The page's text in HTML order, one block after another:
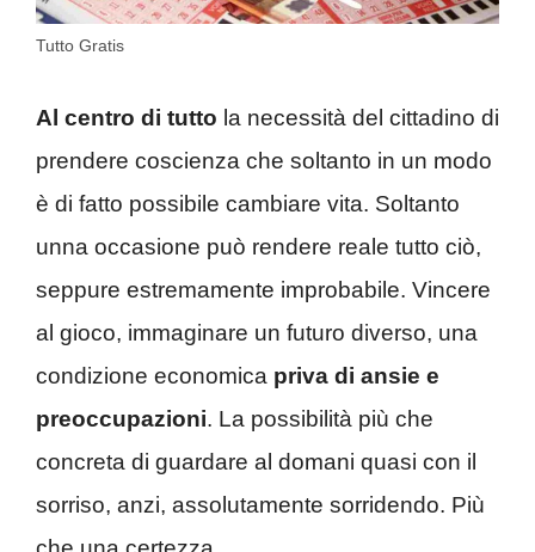
Tutto Gratis
Al centro di tutto la necessità del cittadino di
prendere coscienza che soltanto in un modo
è di fatto possibile cambiare vita. Soltanto
unna occasione può rendere reale tutto ciò,
seppure estremamente improbabile. Vincere
al gioco, immaginare un futuro diverso, una
condizione economica priva di ansie e
preoccupazioni. La possibilità più che
concreta di guardare al domani quasi con il
sorriso, anzi, assolutamente sorridendo. Più